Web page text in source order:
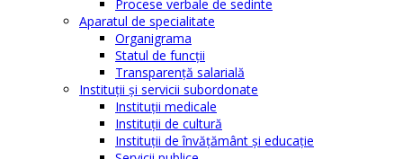
Procese verbale de sedinte
Aparatul de specialitate
Organigrama
Statul de funcții
Transparență salarială
Instituţii şi servicii subordonate
Instituţii medicale
Instituţii de cultură
Instituţii de învăţământ şi educaţie